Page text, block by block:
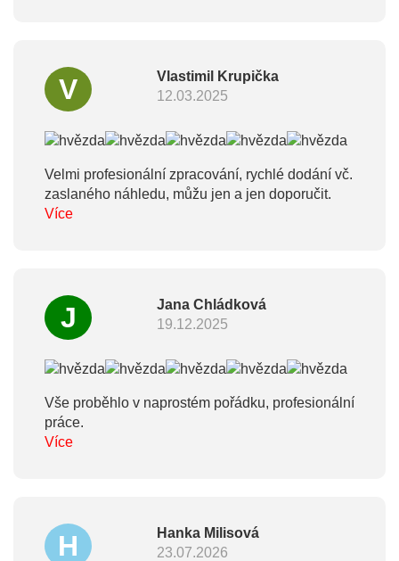
V
Vlastimil Krupička
12.03.2025
Velmi profesionální zpracování, rychlé dodání vč.
zaslaného náhledu, můžu jen a jen doporučit.
Více
J
Jana Chládková
19.12.2025
Vše proběhlo v naprostém pořádku, profesionální
práce.
Více
H
Hanka Milisová
23.07.2026